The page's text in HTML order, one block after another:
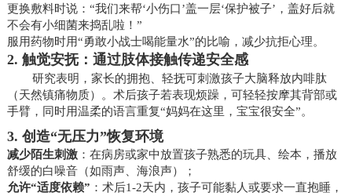
更换敷料时说：“我们来帮‘小伤口’盖一层‘保护被子’，盖好后就
不会有小细菌来捣乱啦！”
服用药物时用“勇敢小战士喝能量水”的比喻，减少抗拒心理。
2. 触觉安抚：通过肢体接触传递安全感
研究表明，家长的拥抱、轻抚可刺激孩子大脑释放内啡肽
（天然镇痛物质）。术后孩子若表现烦躁，可轻轻按摩其背部或
手臂，同时用温柔的语言重复“妈妈在这里，宝宝很安全”。
3. 创造“无压力”恢复环境
减少陌生刺激：在病房或家中放置孩子熟悉的玩具、绘本，播放
舒缓的白噪音（如雨声、海浪声）；
允许“适度依赖” ：术后1-2天内，孩子可能黏人或要求一直抱睡，